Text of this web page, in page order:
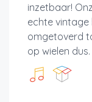
inzetbaar!
echte vintage
omgetoverd
op wielen dus.